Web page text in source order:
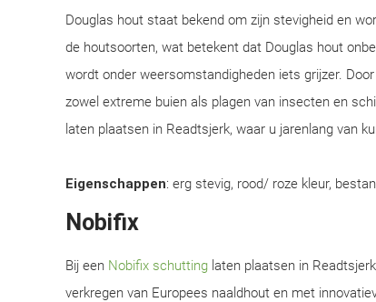
Douglas hout staat bekend om zijn stevigheid en
de houtsoorten, wat betekent dat Douglas hout
wordt onder weersomstandigheden iets grijzer.
zowel extreme buien als plagen van insecten en
laten plaatsen in Readtsjerk, waar u jarenlang van
Eigenschappen: erg stevig, rood/ roze kleur,
Nobifix
Bij een Nobifix schutting laten plaatsen in
verkregen van Europees naaldhout en met